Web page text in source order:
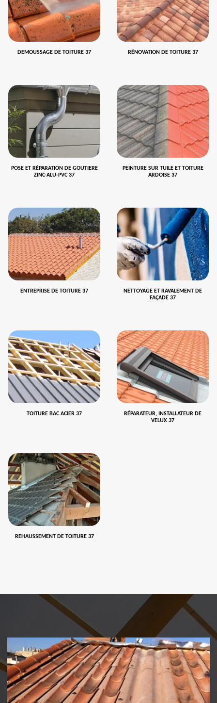
DEMOUSSAGE DE TOITURE 37 RÉNOVATION DE TOITURE 37
POSE ET RÉPARATION DE GOUTIERE
ZINC-ALU-PVC 37
PEINTURE SUR TUILE ET TOITURE
ARDOISE 37
ENTREPRISE DE TOITURE 37
NETTOYAGE ET RAVALEMENT DE
FAÇADE 37
TOITURE BAC ACIER 37
RÉPARATEUR, INSTALLATEUR DE
VELUX 37
REHAUSSEMENT DE TOITURE 37